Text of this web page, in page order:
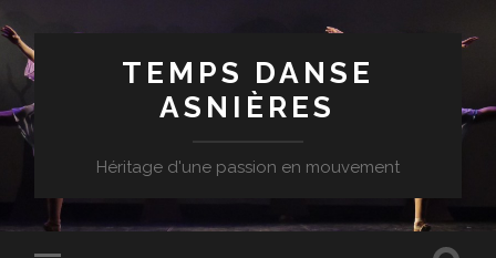
TEMPS DANSE
ASNIÈRES
Héritage d'une passion en mouvement